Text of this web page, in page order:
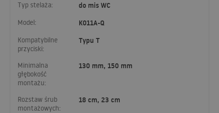
Typ stelaża: do mis WC
Model: K011A-Q
Kompatybilne
przyciski:
Typu T
Minimalna
głębokość
montażu:
130 mm, 150 mm
Rozstaw śrub
montażowych:
18 cm, 23 cm